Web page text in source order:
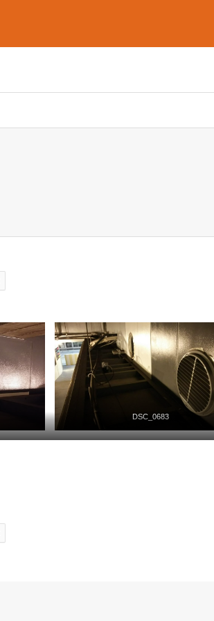
DSC_0683
DSC_0689